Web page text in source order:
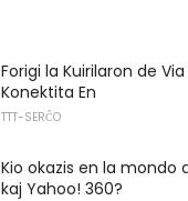
Forigi la Kuirilaron de
Konektita En
TTT-SERĈO
Kio okazis en la mondo
kaj Yahoo! 360?